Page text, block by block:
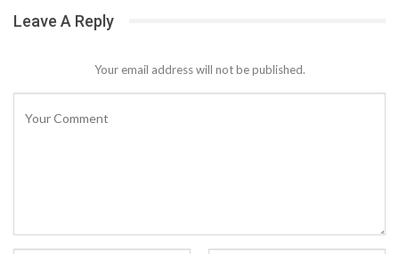
Leave A Reply
Your email address will not be published.